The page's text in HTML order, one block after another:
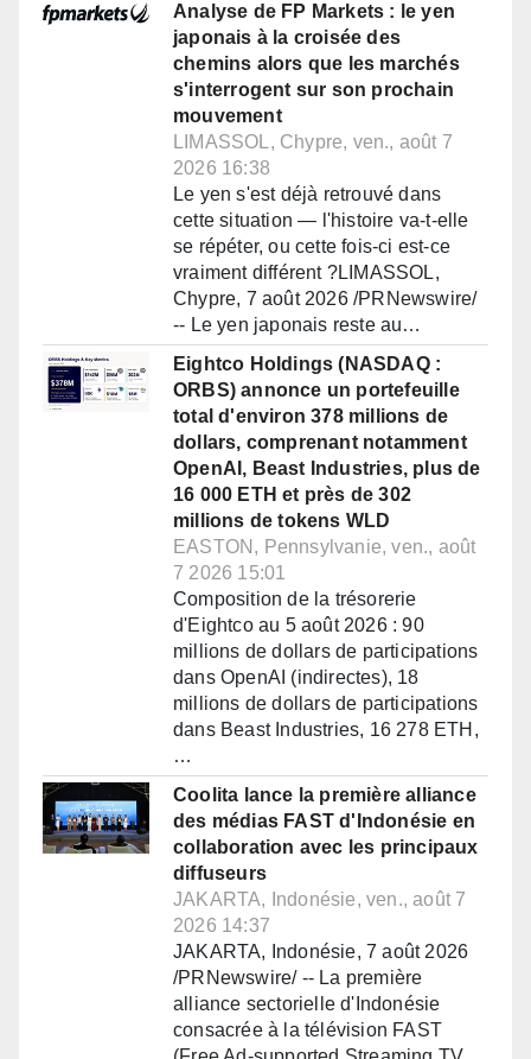
Analyse de FP Markets : le yen
japonais à la croisée des
chemins alors que les marchés
s'interrogent sur son prochain
mouvement
LIMASSOL, Chypre, ven., août 7
2026 16:38
Le yen s'est déjà retrouvé dans
cette situation — l'histoire va-t-elle
se répéter, ou cette fois-ci est-ce
vraiment différent ?LIMASSOL,
Chypre, 7 août 2026 /PRNewswire/
-- Le yen japonais reste au…
Eightco Holdings (NASDAQ :
ORBS) annonce un portefeuille
total d'environ 378 millions de
dollars, comprenant notamment
OpenAI, Beast Industries, plus de
16 000 ETH et près de 302
millions de tokens WLD
EASTON, Pennsylvanie, ven., août
7 2026 15:01
Composition de la trésorerie
d'Eightco au 5 août 2026 : 90
millions de dollars de participations
dans OpenAI (indirectes), 18
millions de dollars de participations
dans Beast Industries, 16 278 ETH,
…
Coolita lance la première alliance
des médias FAST d'Indonésie en
collaboration avec les principaux
diffuseurs
JAKARTA, Indonésie, ven., août 7
2026 14:37
JAKARTA, Indonésie, 7 août 2026
/PRNewswire/ -- La première
alliance sectorielle d'Indonésie
consacrée à la télévision FAST